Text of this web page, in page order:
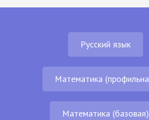
Русский язык
Математика
Математика (базовая)